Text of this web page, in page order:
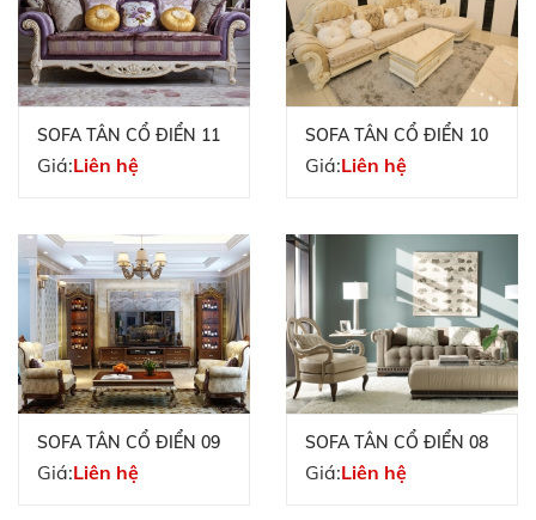
SOFA TÂN CỔ ĐIỂN 11
Giá:Liên hệ
SOFA TÂN CỔ ĐIỂN 10
Giá:Liên hệ
SOFA TÂN CỔ ĐIỂN 09
Giá:Liên hệ
SOFA TÂN CỔ ĐIỂN 08
Giá:Liên hệ